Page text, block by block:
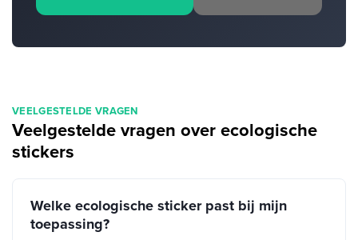
VEELGESTELDE VRAGEN
Veelgestelde vragen over ecologische
stickers
Welke ecologische sticker past bij mijn
toepassing?